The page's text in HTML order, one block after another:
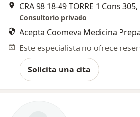
CRA 98 18‐49 TORRE 1 Cons 305,
Consultorio privado
Acepta Coomeva Medicina
Solicita una cita